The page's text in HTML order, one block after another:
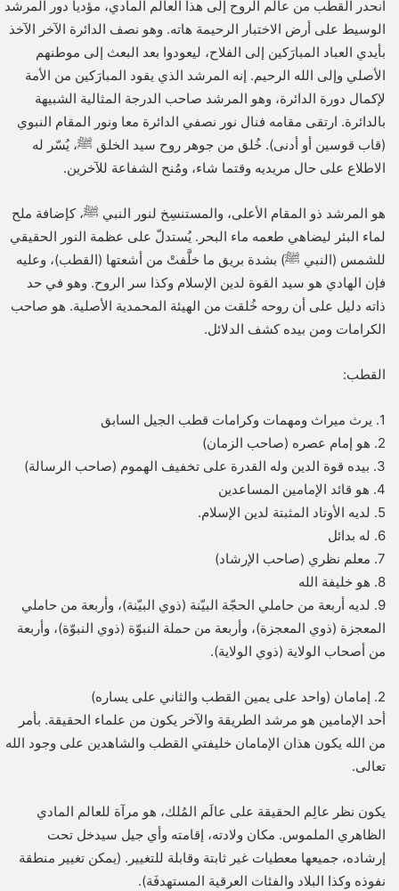
انحدر القطب من عالم الروح إلى هذا العالم المادي، مؤديا دور المرشد
الوسيط على أرض الاختبار الرحيمة هاته. وهو نصف الدائرة الآخر الآخذ
بأيدي العباد المبارَكين إلى الفلاح، ليعودوا بعد البعث إلى موطنهم
الأصلي وإلى الله الرحيم. إنه المرشد الذي يقود المبارَكين من الأمة
لإكمال دورة الدائرة، وهو المرشد صاحب الدرجة المثالية الشبيهة
بالدائرة. ارتقى مقامه فنال نور نصفي الدائرة معا ونور المقام النبوي
(قاب قوسين أو أدنى). خُلق من جوهر روح سيد الخلق ﷺ، يُسّر له
الاطلاع على حال مريديه وقتما شاء، ومُنح الشفاعة للآخرين.
هو المرشد ذو المقام الأعلى، والمستنسِخ لنور النبي ﷺ، كإضافة ملح
لماء البئر ليضاهي طعمه ماء البحر. يُستدلّ على عظمة النور الحقيقي
للشمس (النبي ﷺ) بشدة بريق ما خلَّفتْ من أشعتها (القطب)، وعليه
فإن الهادي هو سيد القوة لدين الإسلام وكذا سر الروح. وهو في حد
ذاته دليل على أن روحه خُلقت من الهيئة المحمدية الأصلية. هو صاحب
الكرامات ومن بيده كشف الدلائل.
القطب:
1. يرث ميراث ومهمات وكرامات قطب الجيل السابق
2. هو إمام عصره (صاحب الزمان)
3. بيده قوة الدين وله القدرة على تخفيف الهموم (صاحب الرسالة)
4. هو قائد الإمامين المساعدين
5. لديه الأوتاد المثبتة لدين الإسلام.
6. له بدائل
7. معلم نظري (صاحب الإرشاد)
8. هو خليفة الله
9. لديه أربعة من حاملي الحجّة البيّنة (ذوي البيّنة)، وأربعة من حاملي
المعجزة (ذوي المعجزة)، وأربعة من حملة النبوّة (ذوي النبوّة)، وأربعة
من أصحاب الولاية (ذوي الولاية).
2. إمامان (واحد على يمين القطب والثاني على يساره)
أحد الإمامين هو مرشد الطريقة والآخر يكون من علماء الحقيقة. بأمر
من الله يكون هذان الإمامان خليفتي القطب والشاهدين على وجود الله
تعالى.
يكون نظر عالِم الحقيقة على عالَم المُلك، هو مرآة للعالم المادي
الظاهري الملموس. مكان ولادته، إقامته وأي جيل سيدخل تحت
إرشاده، جميعها معطيات غير ثابتة وقابلة للتغيير. (يمكن تغيير منطقة
نفوذه وكذا البلاد والفئات العرقية المستهدفَة).